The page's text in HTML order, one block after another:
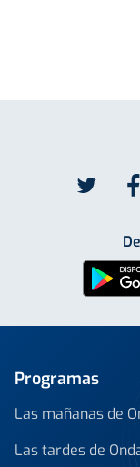
Programas
Las mañanas de
Las tardes de